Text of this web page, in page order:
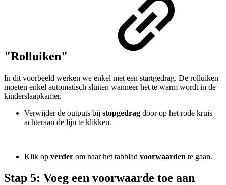
"Rolluiken"
In dit voorbeeld werken we enkel met een startgedrag. De rolluiken
moeten enkel automatisch sluiten wanneer het te warm wordt in de
kinderslaapkamer.
Verwijder de outputs bij stopgedrag door op het rode kruis
achteraan de lijn te klikken.
Klik op verder om naar het tabblad voorwaarden te gaan.
Stap 5: Voeg een voorwaarde toe aan